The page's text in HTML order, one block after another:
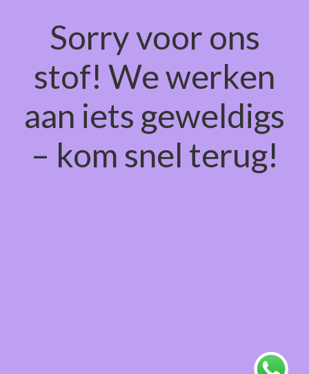
Sorry voor ons
stof! We werken
aan iets geweldigs
– kom snel terug!